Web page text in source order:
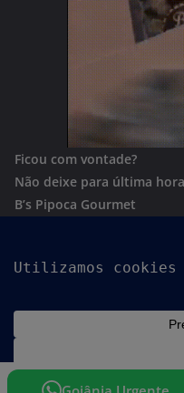
Ficou com vontade?
Não deixe para última
B’s Pipoca Gourmet
Tema:ColorMagpor